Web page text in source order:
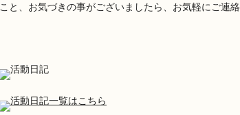
こと、お気づきの事がございましたら、お気軽にご連